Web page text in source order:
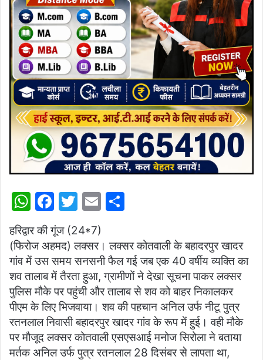
W
at
s
A
p
p
F
a
c
e
b
o
o
k
T
itt
er
E
ai
l
ar
e
हरिद्वार की गूंज (24*7)
(फिरोज अहमद) लक्सर। लक्सर कोतवाली के बहादरपुर खादर
गांव में उस समय सनसनी फैल गई जब एक 40 वर्षीय व्यक्ति का
शव तालाब में तैरता हुआ, ग्रामीणों ने देखा सूचना पाकर लक्सर
पुलिस मौके पर पहुंची और तालाब से शव को बाहर निकालकर
पीएम के लिए भिजवाया। शव की पहचान अनिल उर्फ नीटू पुत्र
रतनलाल निवासी बहादरपुर खादर गांव के रूप में हुई। वही मौके
पर मौजूद लक्सर कोतवाली एसएसआई मनोज सिरोला ने बताया
मर्तक अनिल उर्फ पुत्र रतनलाल 28 दिसंबर से लापता था,